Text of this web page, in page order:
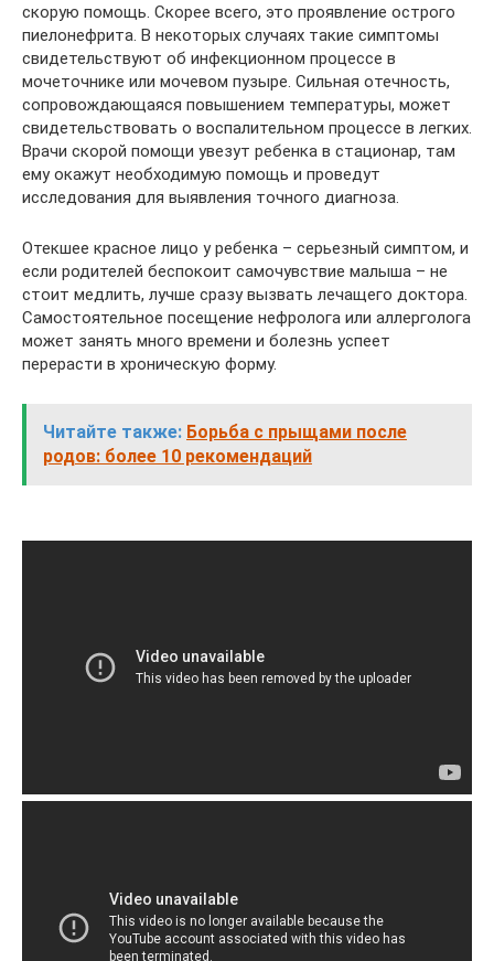
скорую помощь. Скорее всего, это проявление острого
пиелонефрита. В некоторых случаях такие симптомы
свидетельствуют об инфекционном процессе в
мочеточнике или мочевом пузыре. Сильная отечность,
сопровождающаяся повышением температуры, может
свидетельствовать о воспалительном процессе в легких.
Врачи скорой помощи увезут ребенка в стационар, там
ему окажут необходимую помощь и проведут
исследования для выявления точного диагноза.
Отекшее красное лицо у ребенка – серьезный симптом, и
если родителей беспокоит самочувствие малыша – не
стоит медлить, лучше сразу вызвать лечащего доктора.
Самостоятельное посещение нефролога или аллерголога
может занять много времени и болезнь успеет
перерасти в хроническую форму.
Читайте также: Борьба с прыщами после
родов: более 10 рекомендаций